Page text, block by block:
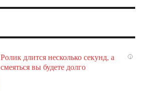
i
Ролик длится несколько секунд, а
смеяться вы будете долго